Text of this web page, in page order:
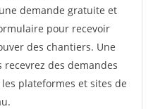
demande gratuite et
pour recevoir
des chantiers. Une
des demandes
plateformes et sites de